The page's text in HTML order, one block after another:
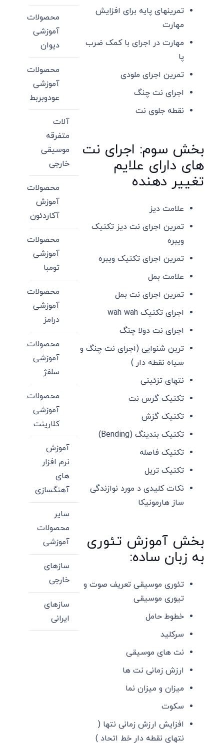
تمرینهای پایه برای افزایش
مهارت
مهارت در اجرای با کمک ضرب
پا
تمرین اجرای ملودی
اجرای نت چنگ
نقطه جلوی نت
بخش سوم: اجرای نت
های دارای علایم
تغییر دهنده
علامت دیز
تمرین اجرای نت دیز تکنیک
ویبره
تمرین اجرای تکنیک ویبره
علامت بمل
تمرین اجرای نت بمل
اجرای تکنیک wah wah
اجرای نت دولا چنگ
ترین شنوایی (اجرای نت چنگ و
سیاه نقطه دار )
نتهای تزئینی
تکنیک گرس نت
تکنیک گزش
تکنیک بندینگ (Bending)
تکنیک فاصله
تکنیک تریل
نکات کلیدی د مورد نوازندگی
ساز هارمونیکا
بخش آموزش تئوری
به زبان ساده:
تئوری موسیقی تعریف صوت و
تیوری موسیقی
خطوط حامل
سرکلید
نت های موسیقی
ارزش زمانی نت ها
میزان و میزان نما
سکوت
افزایش ارزش زمانی نتها (
نتهای نقطه دار خط اتحاد )
محصولات
آموزشی
دیوان
محصولات
آموزشی
عودوبربط
آلات
متفرقه
موسیقی
خارجی
محصولات
آموزش
آکاردئون
محصولات
آموزشی
تومبا
محصولات
آموزشی
درامز
محصولات
آموزشی
سلفژ
محصولات
آموزشی
کلارینت
آموزش
نرم افزار
های
آهنگسازی
سایر
محصولات
آموزشی
سازهای
خارجی
سازهای
ایرانی